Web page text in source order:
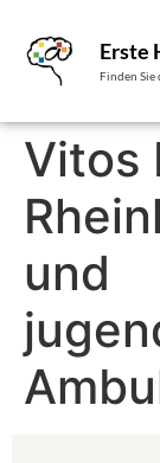
Erste
Finden Sie
Vitos
und